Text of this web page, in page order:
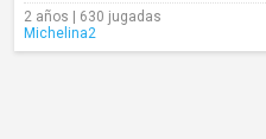
2 años | 630 jugadas
Michelina2